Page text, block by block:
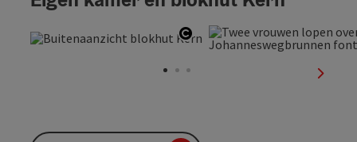
Start Copyright